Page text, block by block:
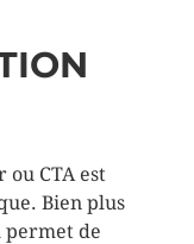
CTA est
Bien plus
permet de